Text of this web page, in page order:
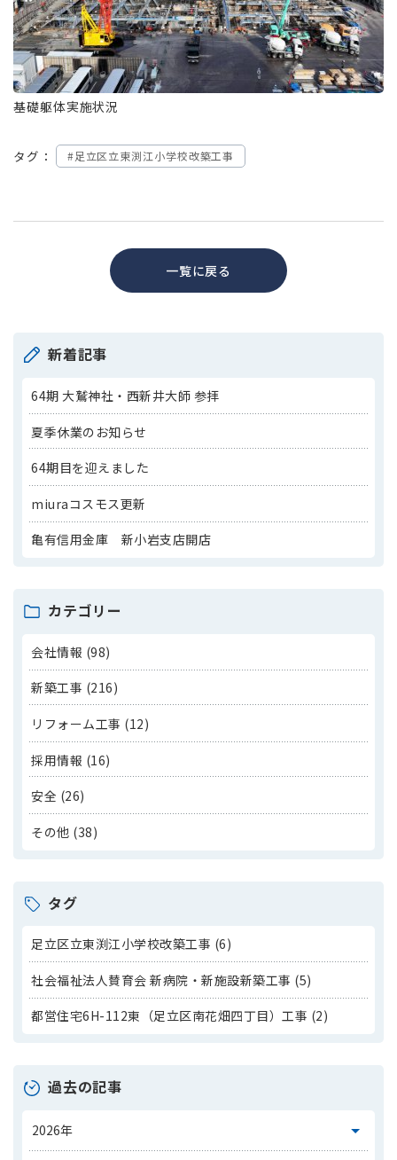
基礎躯体実施状況
タグ： #足立区立東渕江小学校改築工事
一覧に戻る
新着記事
64期 大鷲神社・西新井大師 参拝
夏季休業のお知らせ
64期目を迎えました
miuraコスモス更新
亀有信用金庫 新小岩支店開店
カテゴリー
会社情報 (98)
新築工事 (216)
リフォーム工事 (12)
採用情報 (16)
安全 (26)
その他 (38)
タグ
足立区立東渕江小学校改築工事 (6)
社会福祉法人賛育会 新病院・新施設新築工事 (5)
都営住宅6H-112東（足立区南花畑四丁目）工事 (2)
過去の記事